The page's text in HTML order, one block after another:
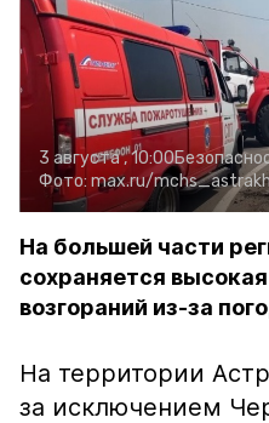
3 августа , 10:00
Фото: max.ru/
На большей части
сохраняется
возгораний из-за
На территории
за исключением